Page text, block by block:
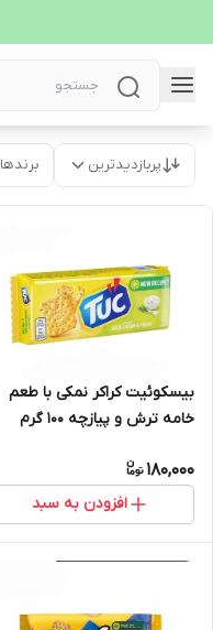
پربازدیدترین برندها
بیسکوئیت کراکر نمکی با طعم
خامه ترش و پیازچه 100 گرم
180,000
افزودن به سبد